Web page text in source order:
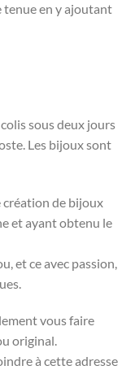
tenue en y ajoutant
sous deux jours
Les bijoux sont
création de bijoux
et ayant obtenu le
et ce avec passion,
vous faire
original.
à cette adresse